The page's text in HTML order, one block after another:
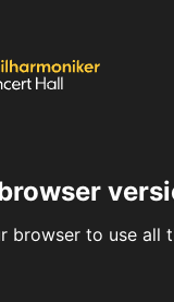
browser to use